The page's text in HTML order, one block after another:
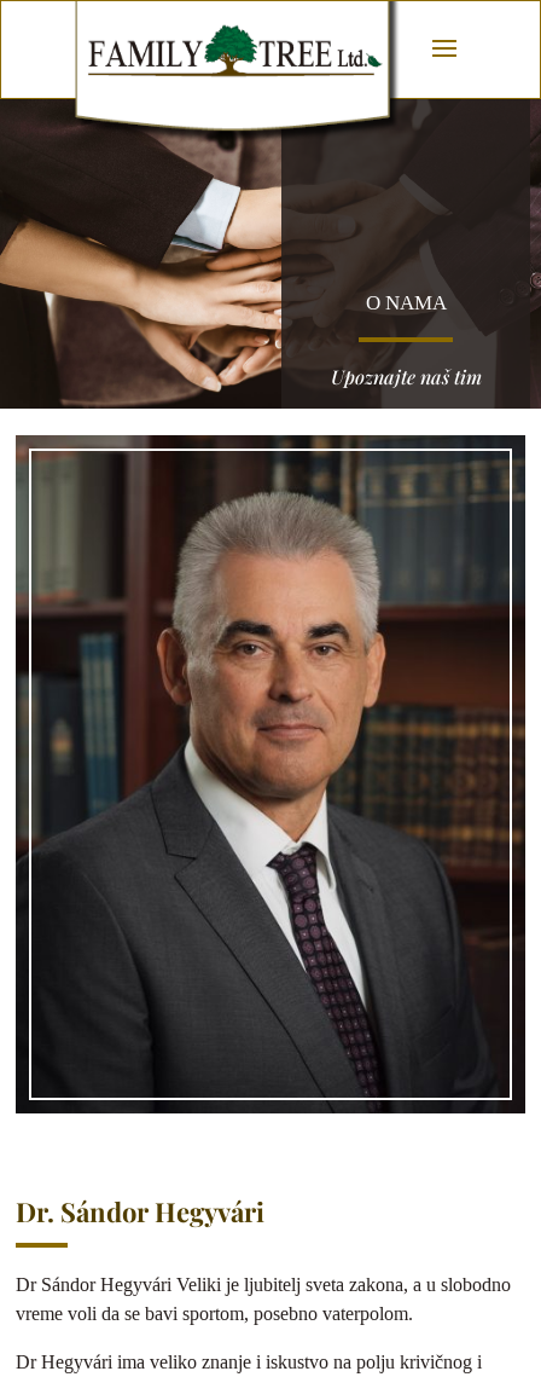
O NAMA
Upoznajte naš tim
Dr. Sándor Hegyvári
Dr Sándor Hegyvári Veliki je ljubitelj sveta zakona, a u slobodno
vreme voli da se bavi sportom, posebno vaterpolom.
Dr Hegyvári ima veliko znanje i iskustvo na polju krivičnog i